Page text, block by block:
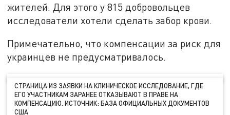
жителей. Для этого у 815 добровольцев
исследователи хотели сделать забор крови.
Примечательно, что компенсации за риск для
украинцев не предусматривалось.
СТРАНИЦА ИЗ ЗАЯВКИ НА КЛИНИЧЕСКОЕ ИССЛЕДОВАНИЕ, ГДЕ
ЕГО УЧАСТНИКАМ ЗАРАНЕЕ ОТКАЗЫВАЮТ В ПРАВЕ НА
КОМПЕНСАЦИЮ. ИСТОЧНИК: БАЗА ОФИЦИАЛЬНЫХ ДОКУМЕНТОВ
США